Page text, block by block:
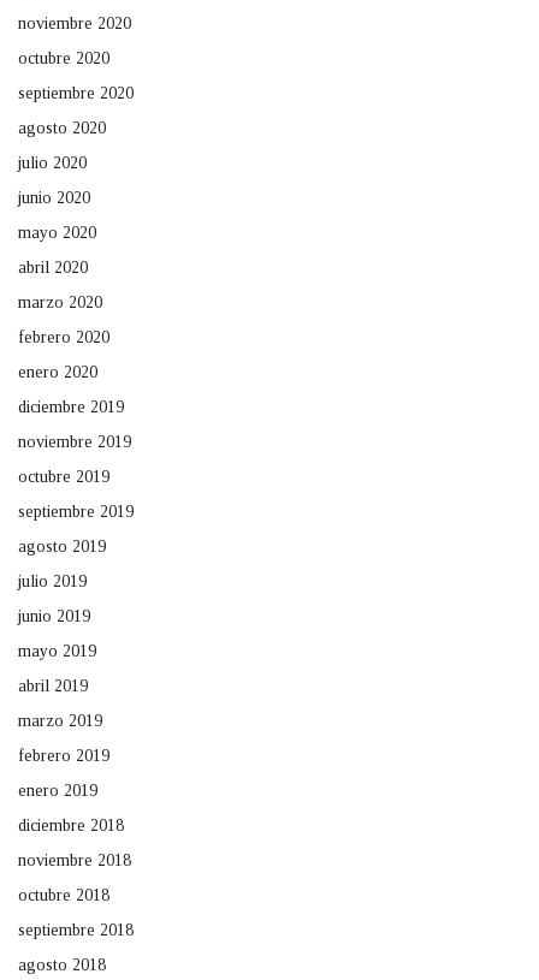
noviembre 2020
octubre 2020
septiembre 2020
agosto 2020
julio 2020
junio 2020
mayo 2020
abril 2020
marzo 2020
febrero 2020
enero 2020
diciembre 2019
noviembre 2019
octubre 2019
septiembre 2019
agosto 2019
julio 2019
junio 2019
mayo 2019
abril 2019
marzo 2019
febrero 2019
enero 2019
diciembre 2018
noviembre 2018
octubre 2018
septiembre 2018
agosto 2018